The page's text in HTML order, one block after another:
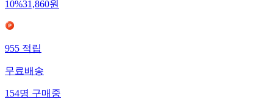
10%31,860원
955적립
무료배송
154명구매중